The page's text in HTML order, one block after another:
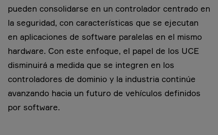
pueden consolidarse en un controlador centrado en
la seguridad, con características que se ejecutan
en aplicaciones de software paralelas en el mismo
hardware. Con este enfoque, el papel de los UCE
disminuirá a medida que se integren en los
controladores de dominio y la industria continúe
avanzando hacia un futuro de vehículos definidos
por software.